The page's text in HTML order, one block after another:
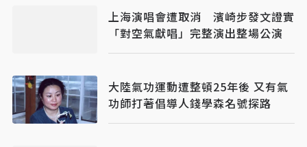
上海演唱會遭取消 濱崎步發文證實
「對空氣獻唱」完整演出整場公演
大陸氣功運動遭整頓25年後 又有氣
功師打著倡導人錢學森名號探路